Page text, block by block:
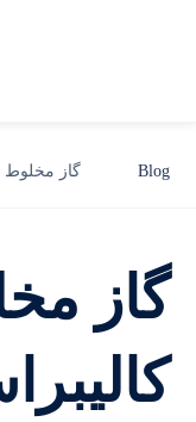
Blog گاز مخلوط
گاز